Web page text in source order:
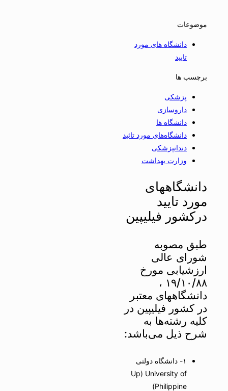
موضوعات
دانشگاه های مورد
تایید
برچسب ها
پزشکی
داروسازی
دانشگاه ها
دانشگاه‌های مورد تائید
دندانپزشکی
وزارت بهداشت
دانشگاههای
مورد تایید
درکشور فیلیپین
طبق مصوبه
شورای عالی
ارزشیابی مورخ
۱۹/۱۰/۸۸ ،
دانشگاههای معتبر
در کشور فیلیپین در
کلیه رشته‌ها به
شرح ذیل می‌باشد:
۱- دانشگاه دولتی
Up) University of
Philippine)